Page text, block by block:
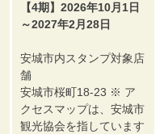
【4期】2026年10月1日
～2027年2月28日
安城市内スタンプ対象店
舗
安城市桜町18-23 ※ ア
クセスマップは、安城市
観光協会を指しています